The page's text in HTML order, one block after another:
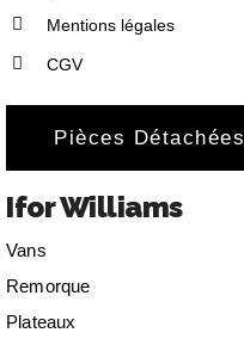
Mentions légales
CGV
Pièces Détachées
Ifor Williams
Vans
Remorque
Plateaux